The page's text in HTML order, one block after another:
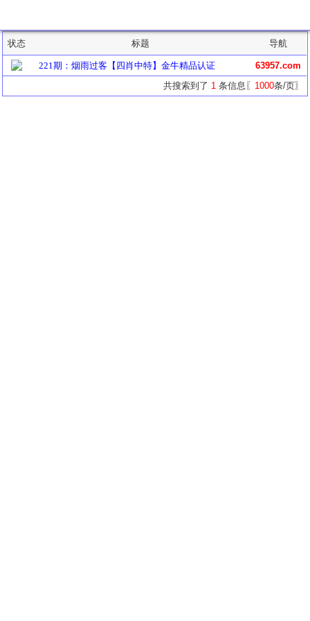
状态 标题 导航
221期：烟雨过客【四肖中特】金牛精品认证
63957.com
共搜索到了 1条信息〖 1000条/页〗